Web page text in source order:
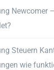
Newcomer
Steuern
wie